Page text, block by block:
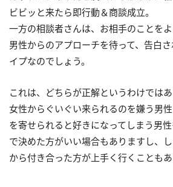
ビビッと来たら即行動＆商談成立。
一方の相談者さんは、お相手のことを
男性からのアプローチを待って、告白
イプなのでしょう。
これは、どちらが正解というわけではあ
女性からぐいぐい来られるのを嫌う男
を寄せられると好きになってしまう男
で決めた方がいい場合もありますし、
から付き合った方が上手く行くこともあ